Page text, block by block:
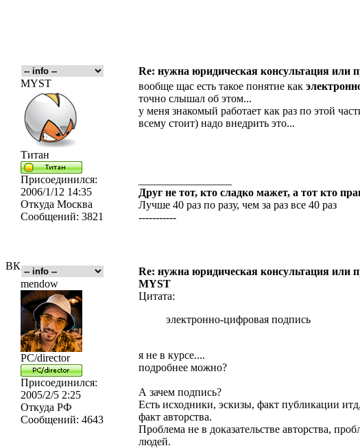
ВК
Re: нужна юридическая консультация или
MYST
Титан
Присоединился:
2006/1/12 14:35
Откуда Москва
Сообщений: 3821
вообще щас есть такое понятие как
точно слышал об этом...
у меня знакомый работает как раз по этой
всему стоит) надо внедрить это...
Друг не тот, кто сладко мажет, а тот кто
Лучше 40 раз по разу, чем за раз все 40 раз
-----------
Re: нужна юридическая консультация или
mendow
PC/director
Присоединился:
2005/2/5 2:25
Откуда РФ
Сообщений: 4643
MYST
Цитата:
электронно-цифровая подпись
я не в курсе....
подробнее можно?
А зачем подпись?
Есть исходники, эскизы, факт публикации
факт авторства.
Проблема не в доказательстве авторства,
людей.